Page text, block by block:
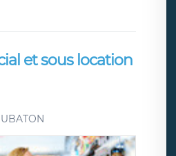
et sous location